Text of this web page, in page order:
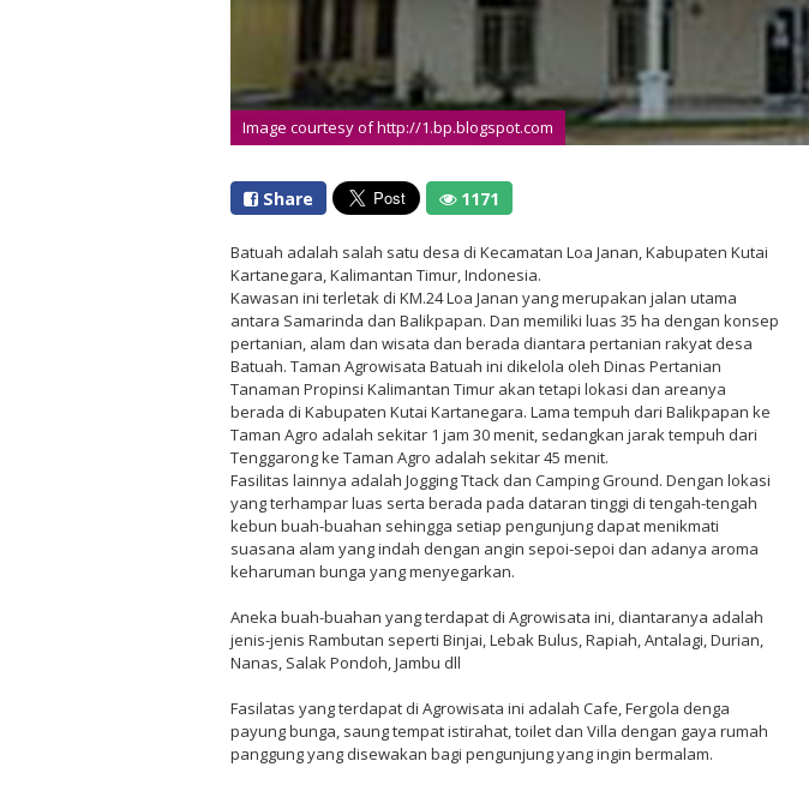
Image courtesy of http://1.bp.blogspot.com
Share 1171
Batuah adalah salah satu desa di Kecamatan Loa Janan, Kabupaten Kutai
Kartanegara, Kalimantan Timur, Indonesia.
Kawasan ini terletak di KM.24 Loa Janan yang merupakan jalan utama
antara Samarinda dan Balikpapan. Dan memiliki luas 35 ha dengan konsep
pertanian, alam dan wisata dan berada diantara pertanian rakyat desa
Batuah. Taman Agrowisata Batuah ini dikelola oleh Dinas Pertanian
Tanaman Propinsi Kalimantan Timur akan tetapi lokasi dan areanya
berada di Kabupaten Kutai Kartanegara. Lama tempuh dari Balikpapan ke
Taman Agro adalah sekitar 1 jam 30 menit, sedangkan jarak tempuh dari
Tenggarong ke Taman Agro adalah sekitar 45 menit.
Fasilitas lainnya adalah Jogging Ttack dan Camping Ground. Dengan lokasi
yang terhampar luas serta berada pada dataran tinggi di tengah-tengah
kebun buah-buahan sehingga setiap pengunjung dapat menikmati
suasana alam yang indah dengan angin sepoi-sepoi dan adanya aroma
keharuman bunga yang menyegarkan.
Aneka buah-buahan yang terdapat di Agrowisata ini, diantaranya adalah
jenis-jenis Rambutan seperti Binjai, Lebak Bulus, Rapiah, Antalagi, Durian,
Nanas, Salak Pondoh, Jambu dll
Fasilatas yang terdapat di Agrowisata ini adalah Cafe, Fergola denga
payung bunga, saung tempat istirahat, toilet dan Villa dengan gaya rumah
panggung yang disewakan bagi pengunjung yang ingin bermalam.